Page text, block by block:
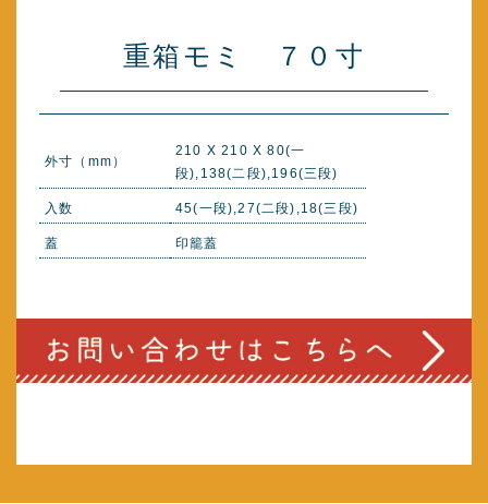
重箱モミ ７０寸
外寸（mm）
210 X 210 X 80(一
段),138(二段),196(三段)
入数 45(一段),27(二段),18(三段)
蓋 印籠蓋